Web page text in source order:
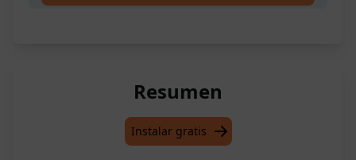
Resumen
Instalar gratis